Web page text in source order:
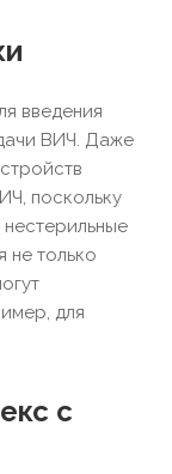
введения
ВИЧ. Даже
поскольку
не только
для
с